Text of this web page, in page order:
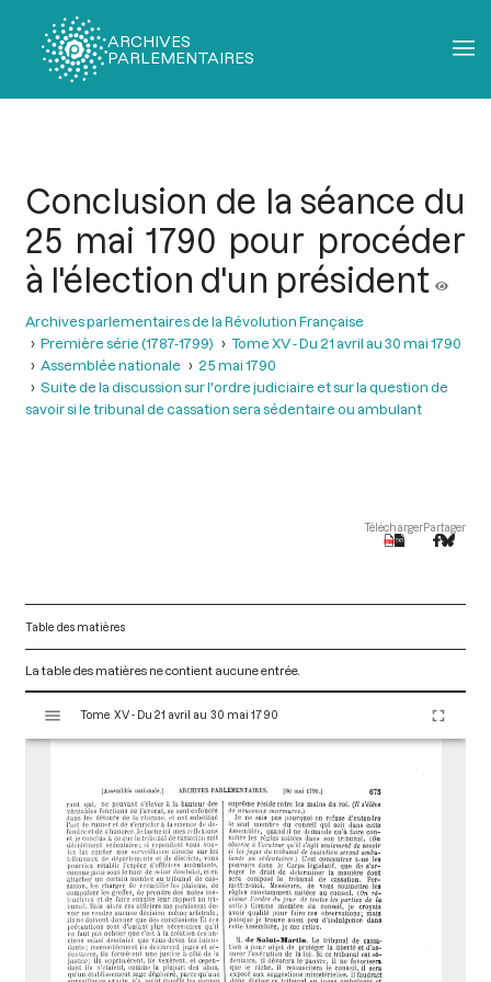
ARCHIVES
PARLEMENTAIRES
Conclusion de la séance du
25 mai 1790 pour procéder
à l'élection d'un président
Archives parlementaires de la Révolution Française
Première série (1787-1799)
Tome XV - Du 21 avril au 30 mai 1790
Assemblée nationale
25 mai 1790
Suite de la discussion sur l'ordre judiciaire et sur la question de
savoir si le tribunal de cassation sera sédentaire ou ambulant
TéléchargerPartager
Table des matières
La table des matières ne contient aucune entrée.
s
Tome XV - Du 21 avril au 30 mai 1790